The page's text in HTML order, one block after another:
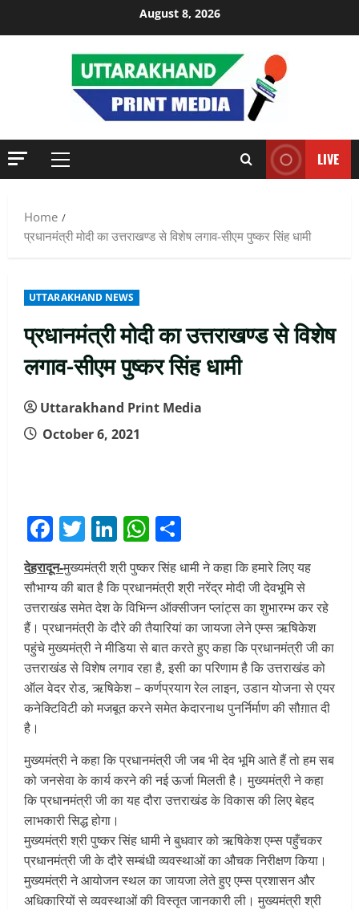
August 8, 2026
Primary
LIVE
Home
प्रधानमंत्री मोदी का उत्तराखण्ड से विशेष लगाव-सीएम पुष्कर सिंह धामी
UTTARAKHAND NEWS
प्रधानमंत्री मोदी का उत्तराखण्ड से विशेष
लगाव-सीएम पुष्कर सिंह धामी
Uttarakhand Print Media
October 6, 2021
Facebook
Twitter
LinkedIn
WhatsApp
देहरादून-मुख्यमंत्री श्री पुष्कर सिंह धामी ने कहा कि हमारे लिए यह
सौभाग्य की बात है कि प्रधानमंत्री श्री नरेंद्र मोदी जी देवभूमि से
उत्तराखंड समेत देश के विभिन्न ऑक्सीजन प्लांट्स का शुभारम्भ कर रहे
हैं। प्रधानमंत्री के दौरे की तैयारियां का जायजा लेने एम्स ऋषिकेश
पहुंचे मुख्यमंत्री ने मीडिया से बात करते हुए कहा कि प्रधानमंत्री जी का
उत्तराखंड से विशेष लगाव रहा है, इसी का परिणाम है कि उत्तराखंड को
ऑल वेदर रोड, ऋषिकेश – कर्णप्रयाग रेल लाइन, उडान योजना से एयर
कनेक्टिविटी को मजबूत करने समेत केदारनाथ पुनर्निर्माण की सौग़ात दी
है।
मुख्यमंत्री ने कहा कि प्रधानमंत्री जी जब भी देव भूमि आते हैं तो हम सब
को जनसेवा के कार्य करने की नई ऊर्जा मिलती है। मुख्यमंत्री ने कहा
कि प्रधानमंत्री जी का यह दौरा उत्तराखंड के विकास की लिए बेहद
लाभकारी सिद्ध होगा।
मुख्यमंत्री श्री पुष्कर सिंह धामी ने बुधवार को ऋषिकेश एम्स पहुँचकर
प्रधानमंत्री जी के दौरे सम्बंधी व्यवस्थाओं का औचक निरीक्षण किया।
मुख्यमंत्री ने आयोजन स्थल का जायजा लेते हुए एम्स प्रशासन और
अधिकारियों से व्यवस्थाओं की विस्तृत जानकारी ली। मुख्यमंत्री श्री